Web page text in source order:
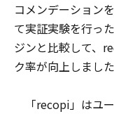
コメンデーション
て実証実験を行っ
ジンと比較して、
ク率が向上しまし
「recopi」はユ